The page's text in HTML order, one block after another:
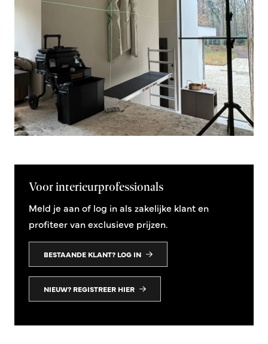
Voor interieurprofessionals
Meld je aan of log in als zakelijke klant en
profiteer van exclusieve prijzen.
BESTAANDE KLANT? LOG IN
NIEUW? REGISTREER HIER